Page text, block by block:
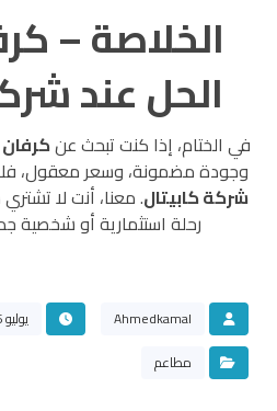
الخلاصة –
الحل عند
في الختام، إذا كنت تبحث عنكرفان
وجودة مضمونة، وسعر معقول، فلا
شركة كابيتال. معنا، أنت لا
رحلة استثمارية أو شخصية
Ahmedkamal
يوليو 26, 2025
مطاعم